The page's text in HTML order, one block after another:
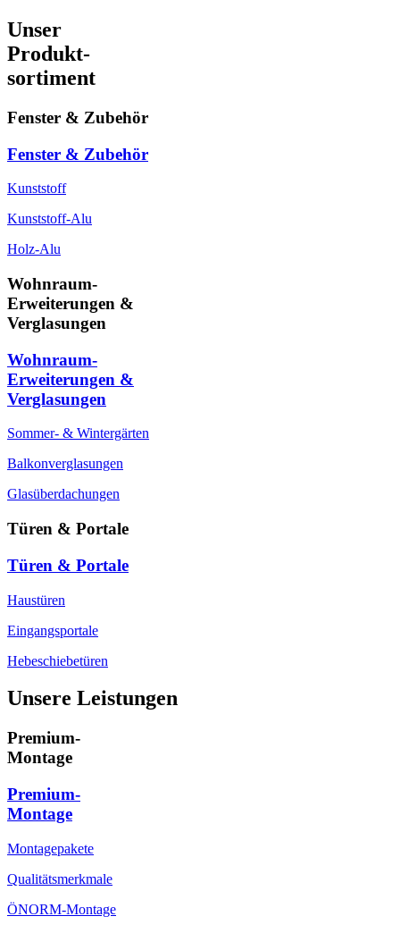
Unser
Produkt-
sortiment
Fenster & Zubehör
Fenster & Zubehör
Kunststoff
Kunststoff-Alu
Holz-Alu
Wohnraum-
Erweiterungen &
Verglasungen
Wohnraum-
Erweiterungen &
Verglasungen
Sommer- & Wintergärten
Balkonverglasungen
Glasüberdachungen
Türen & Portale
Türen & Portale
Haustüren
Eingangsportale
Hebeschiebetüren
Unsere Leistungen
Premium-
Montage
Premium-
Montage
Montagepakete
Qualitätsmerkmale
ÖNORM-Montage